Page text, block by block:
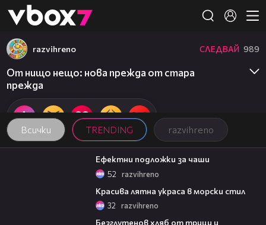
👾
Всички TRENDING razvihreno
razvihreno СЛЕДВАЙ 989
От нищо нещо: нова прежда от стара
прежда
03:11
Ефектни подложки за чаши
52 razvihreno
Красива лятна украса в морски стил
32 razvihreno
Безглутенов хляб от трици и